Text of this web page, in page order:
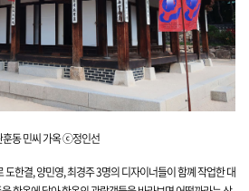
훈동 민씨 가옥 ⓒ정인선
한결, 양민영, 최경주 3명의 디자이너들이 함꼐 작업한 대